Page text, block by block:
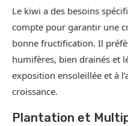
Le kiwi a des besoins
compte pour garantir une
bonne fructification. Il
humifères, bien drainés et
exposition ensoleillée et à
croissance.
Plantation et